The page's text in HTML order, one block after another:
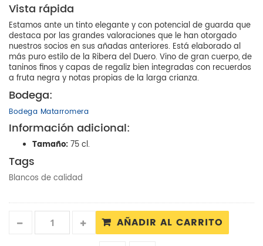
Vista rápida
Estamos ante un tinto elegante y con potencial de guarda que
destaca por las grandes valoraciones que le han otorgado
nuestros socios en sus añadas anteriores. Está elaborado al
más puro estilo de la Ribera del Duero. Vino de gran cuerpo, de
taninos finos y capas de regaliz bien integradas con recuerdos
a fruta negra y notas propias de la larga crianza.
Bodega:
Bodega Matarromera
Información adicional:
Tamaño:75 cl.
Tags
Blancos de calidad
AÑADIR AL CARRITO